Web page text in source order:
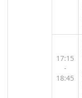
17:15
-
18:45